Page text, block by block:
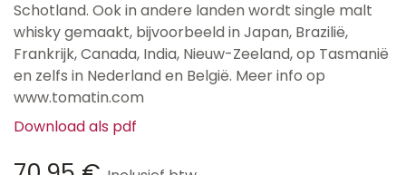
Schotland. Ook in andere landen wordt single malt
whisky gemaakt, bijvoorbeeld in Japan, Brazilië,
Frankrijk, Canada, India, Nieuw-Zeeland, op Tasmanië
en zelfs in Nederland en België. Meer info op
www.tomatin.com
Download als pdf